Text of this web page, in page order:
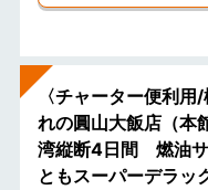
〈チャーター便利
れの圓山大飯店（本
湾縦断4日間 燃油
ともスーパーデラッ